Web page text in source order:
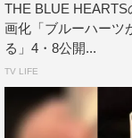
＜特典映像＞
予告篇
発売元：日活
THE BLUE HEARTS
画化「ブルーハーツ
る」4・8公開...
TV LIFE